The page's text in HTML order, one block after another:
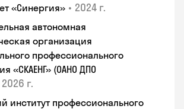
«Синергия» • 2024 г.
автономная
организация
профессионального
«СКАЕНГ» (ОАНО ДПО
2026 г.
институт профессионального